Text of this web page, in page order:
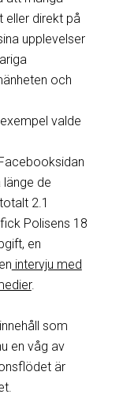
eller direkt på
upplevelser
och
valde
länge de
2.1
Polisens 18
en
intervju med
.
som
en våg av
är